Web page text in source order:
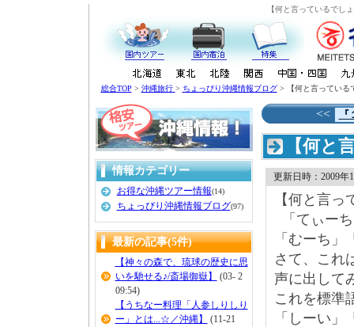
【何と言っているでし
総合TOP > 沖縄旅行 > ちょっぴり沖縄情報ブログ> 【何と言っている
情報カテゴリー
お得な沖縄ツアー情報(14)
ちょっぴり沖縄情報ブログ(97)
最新の記事(5件)
【神々の森で、琉球の歴史に思
いを馳せる♪/斎場御嶽】
(03- 2
09:54)
【うちなー料理「人参しりしり
ー」とは...☆／沖縄】
(11-21
<<
【何と
更新日時：2009年
【何と言
「てぃー
「むーち
さて、これ
声に出して
これを標準
「しーい